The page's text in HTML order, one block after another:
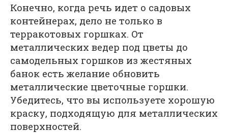
Конечно, когда речь идет о садовых
контейнерах, дело не только в
терракотовых горшках. От
металлических ведер под цветы до
самодельных горшков из жестяных
банок есть желание обновить
металлические цветочные горшки.
Убедитесь, что вы используете хорошую
краску, подходящую для металлических
поверхностей.